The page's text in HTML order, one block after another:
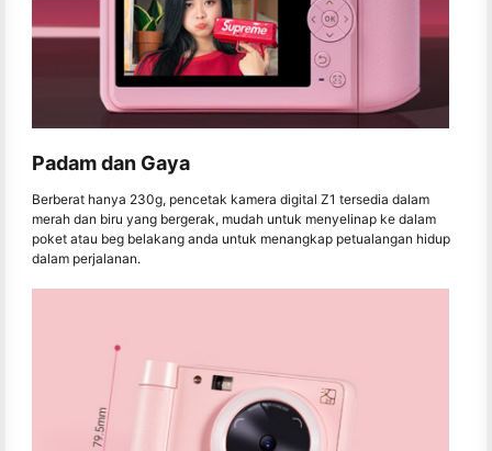
Padam dan Gaya
Berberat hanya 230g, pencetak kamera digital Z1 tersedia dalam
merah dan biru yang bergerak, mudah untuk menyelinap ke dalam
poket atau beg belakang anda untuk menangkap petualangan hidup
dalam perjalanan.